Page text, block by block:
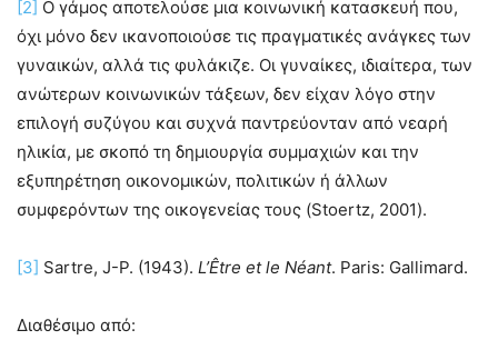
[2] Ο γάμος αποτελούσε μια κοινωνική κατασκευή που,
όχι μόνο δεν ικανοποιούσε τις πραγματικές ανάγκες των
γυναικών, αλλά τις φυλάκιζε. Οι γυναίκες, ιδιαίτερα, των
ανώτερων κοινωνικών τάξεων, δεν είχαν λόγο στην
επιλογή συζύγου και συχνά παντρεύονταν από νεαρή
ηλικία, με σκοπό τη δημιουργία συμμαχιών και την
εξυπηρέτηση οικονομικών, πολιτικών ή άλλων
συμφερόντων της οικογενείας τους (Stoertz, 2001).
[3] Sartre, J-P. (1943). L’Être et le Néant. Paris: Gallimard.
Διαθέσιμο από: